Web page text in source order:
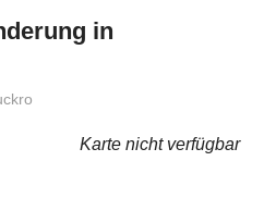
in
Karte nicht verfügbar